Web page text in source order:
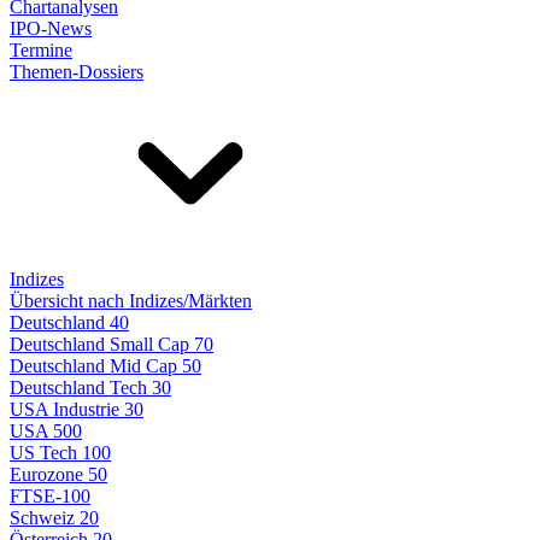
Chartanalysen
IPO-News
Termine
Themen-Dossiers
Indizes
Übersicht nach Indizes/Märkten
Deutschland 40
Deutschland Small Cap 70
Deutschland Mid Cap 50
Deutschland Tech 30
USA Industrie 30
USA 500
US Tech 100
Eurozone 50
FTSE-100
Schweiz 20